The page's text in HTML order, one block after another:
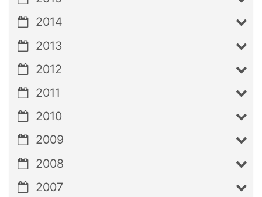
2014
2013
2012
2011
2010
2009
2008
2007